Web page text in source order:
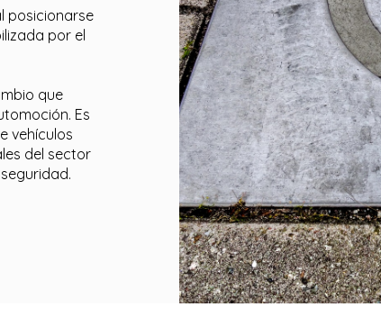
posicionarse
por el
que
Es
vehículos
del sector